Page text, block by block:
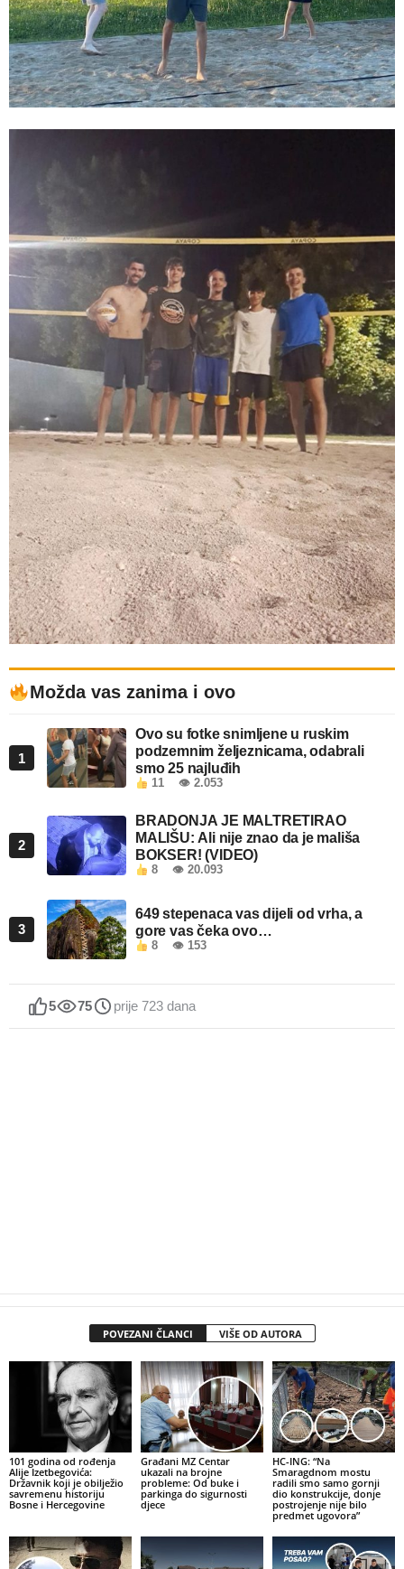
Možda vas zanima i ovo
1
Ovo su fotke snimljene u ruskim
podzemnim željeznicama, odabrali
smo 25 najluđih
11 👁 2.053
2
BRADONJA JE MALTRETIRAO
MALIŠU: Ali nije znao da je mališa
BOKSER! (VIDEO)
8 👁 20.093
3
649 stepenaca vas dijeli od vrha, a
gore vas čeka ovo…
8 👁 153
5 75 prije 723 dana
POVEZANI ČLANCI VIŠE OD AUTORA
101 godina od rođenja
Alije Izetbegovića:
Državnik koji je obilježio
savremenu historiju
Bosne i Hercegovine
Građani MZ Centar
ukazali na brojne
probleme: Od buke i
parkinga do sigurnosti
djece
HC-ING: “Na
Smaragdnom mostu
radili smo samo gornji
dio konstrukcije, donje
postrojenje nije bilo
predmet ugovora”